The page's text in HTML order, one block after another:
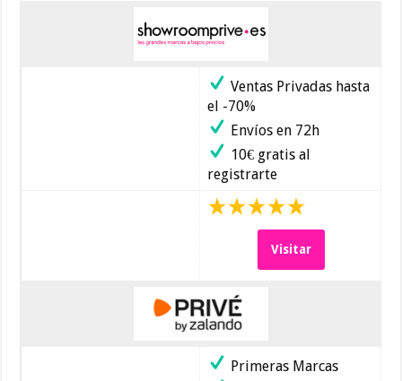
Ventas Privadas hasta
el -70%
Envíos en 72h
10€ gratis al
registrarte
Visitar
Primeras Marcas